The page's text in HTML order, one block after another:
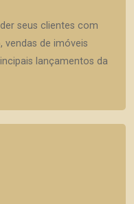
seus clientes com
vendas de imóveis
lançamentos da